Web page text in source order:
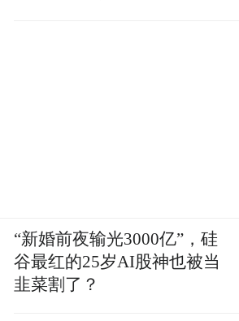
现在许多地方政府，应当开
所以将来的话，我觉得这些
冲动，也会在一定程度上有
近也看到，地方政府也不像
“新婚前夜输光3000亿”，硅
谷最红的25岁AI股神也被当
韭菜割了？